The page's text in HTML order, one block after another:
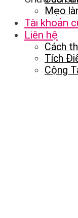
Mẹo
Tài khoản
Liên hệ
Cách
Tích
Cộng